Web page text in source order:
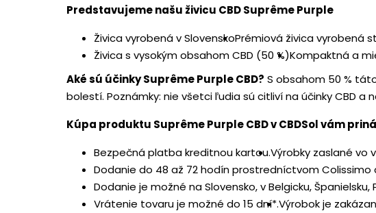
Predstavujeme našu živicu CBD Suprême Purple
Živica vyrobená v SlovenskoPrémiová živica vyrobená
Živica s vysokým obsahom CBD (50 %)Kompaktná a
Aké sú účinky Suprême Purple CBD? S obsahom 50 %
bolestí. Poznámky: nie všetci ľudia sú citliví na účinky CBD a
Kúpa produktu Suprême Purple CBD v CBDSol vám
Bezpečná platba kreditnou kartou.Výrobky zaslané vo
Dodanie do 48 až 72 hodín prostredníctvom Colissimo
Dodanie je možné na Slovensko, v Belgicku,
Vrátenie tovaru je možné do 15 dní*.Výrobok je